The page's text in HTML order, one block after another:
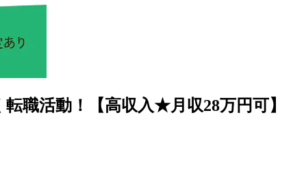
職活動！【高収入★月収28万円可】